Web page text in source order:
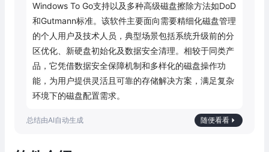
Windows To Go支持以及多种高级磁盘擦除方法如DoD
和Gutmann标准。该软件主要面向需要精细化磁盘管理
的个人用户及技术人员，典型场景包括系统升级前的分
区优化、新硬盘初始化及数据安全清理。相较于同类产
品，它凭借数据安全保障机制和多样化的磁盘操作功
能，为用户提供灵活且可靠的存储解决方案，满足复杂
环境下的磁盘配置需求。
随便看看